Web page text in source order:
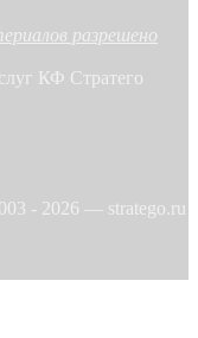
разрешено
- 2026 — stratego.ru